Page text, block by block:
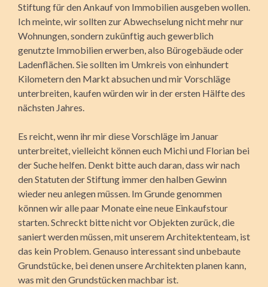
Stiftung für den Ankauf von Immobilien ausgeben wollen.
Ich meinte, wir sollten zur Abwechselung nicht mehr nur
Wohnungen, sondern zukünftig auch gewerblich
genutzte Immobilien erwerben, also Bürogebäude oder
Ladenflächen. Sie sollten im Umkreis von einhundert
Kilometern den Markt absuchen und mir Vorschläge
unterbreiten, kaufen würden wir in der ersten Hälfte des
nächsten Jahres.
Es reicht, wenn ihr mir diese Vorschläge im Januar
unterbreitet, vielleicht können euch Michi und Florian bei
der Suche helfen. Denkt bitte auch daran, dass wir nach
den Statuten der Stiftung immer den halben Gewinn
wieder neu anlegen müssen. Im Grunde genommen
können wir alle paar Monate eine neue Einkaufstour
starten. Schreckt bitte nicht vor Objekten zurück, die
saniert werden müssen, mit unserem Architektenteam, ist
das kein Problem. Genauso interessant sind unbebaute
Grundstücke, bei denen unsere Architekten planen kann,
was mit den Grundstücken machbar ist.